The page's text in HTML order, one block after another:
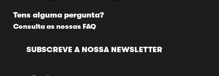
Tens alguma pergunta?
Consulta as nossas FAQ
SUBSCREVE A NOSSA NEWSLETTER